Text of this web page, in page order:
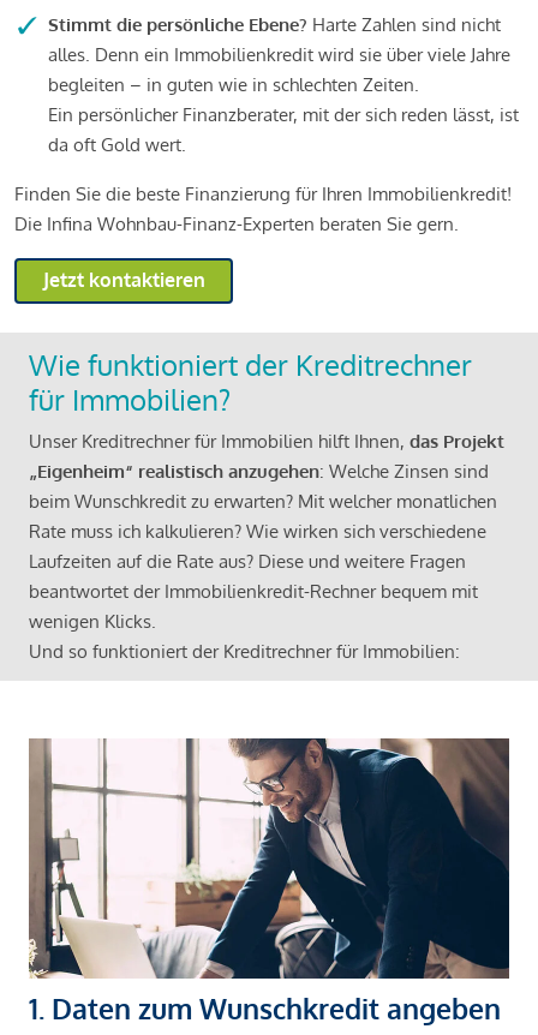
Stimmt die persönliche Ebene? Harte Zahlen sind nicht
alles. Denn ein Immobilienkredit wird sie über viele Jahre
begleiten – in guten wie in schlechten Zeiten.
Ein persönlicher Finanzberater, mit der sich reden lässt, ist
da oft Gold wert.
Finden Sie die beste Finanzierung für Ihren Immobilienkredit!
Die Infina Wohnbau-Finanz-Experten beraten Sie gern.
Jetzt kontaktieren
Wie funktioniert der Kreditrechner
für Immobilien?
Unser Kreditrechner für Immobilien hilft Ihnen, das Projekt
„Eigenheim“ realistisch anzugehen: Welche Zinsen sind
beim Wunschkredit zu erwarten? Mit welcher monatlichen
Rate muss ich kalkulieren? Wie wirken sich verschiedene
Laufzeiten auf die Rate aus? Diese und weitere Fragen
beantwortet der Immobilienkredit-Rechner bequem mit
wenigen Klicks.
Und so funktioniert der Kreditrechner für Immobilien:
1. Daten zum Wunschkredit angeben